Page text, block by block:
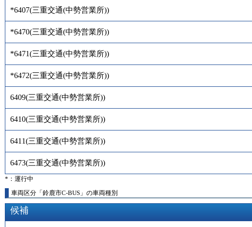
*6407(三重交通(中勢営業所))
*6470(三重交通(中勢営業所))
*6471(三重交通(中勢営業所))
*6472(三重交通(中勢営業所))
6409(三重交通(中勢営業所))
6410(三重交通(中勢営業所))
6411(三重交通(中勢営業所))
6473(三重交通(中勢営業所))
*：運行中
車両区分「鈴鹿市C-BUS」の車両種別
候補